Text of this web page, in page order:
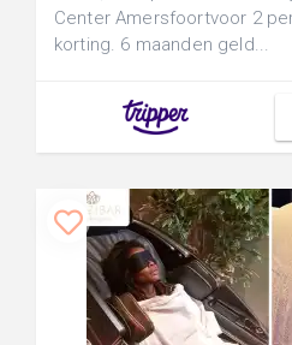
Center Amersfoortvoor 2
korting. 6 maanden geld...